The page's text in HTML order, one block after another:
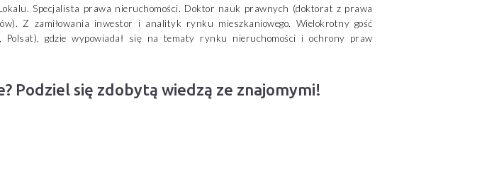
Lokalu. Specjalista prawa nieruchomości. Doktor nauk prawnych (doktorat z prawa
Z zamiłowania inwestor i analityk rynku mieszkaniowego. Wielokrotny gość
Polsat), gdzie wypowiadał się na tematy rynku nieruchomości i ochrony praw
Podziel się zdobytą wiedzą ze znajomymi!